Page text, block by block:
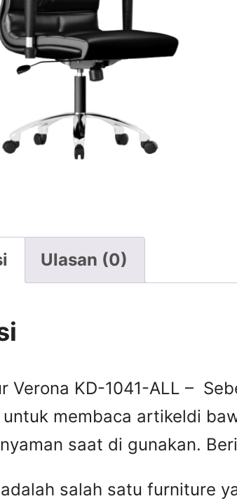
Ulasan (0)
Verona KD-1041-ALL –
membaca artikeldi
saat di gunakan.
salah satu furniture